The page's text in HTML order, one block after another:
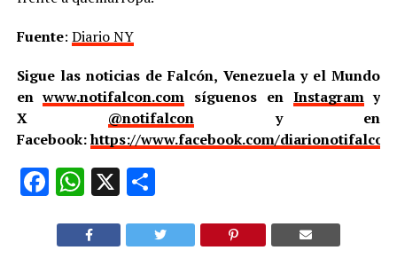
Fuente: Diario NY
Sigue las noticias de Falcón, Venezuela y el Mundo
enwww.notifalcon.com síguenos en Instagramy
X @notifalcon y en
Facebook:https://www.facebook.com/
Facebook
WhatsApp
X